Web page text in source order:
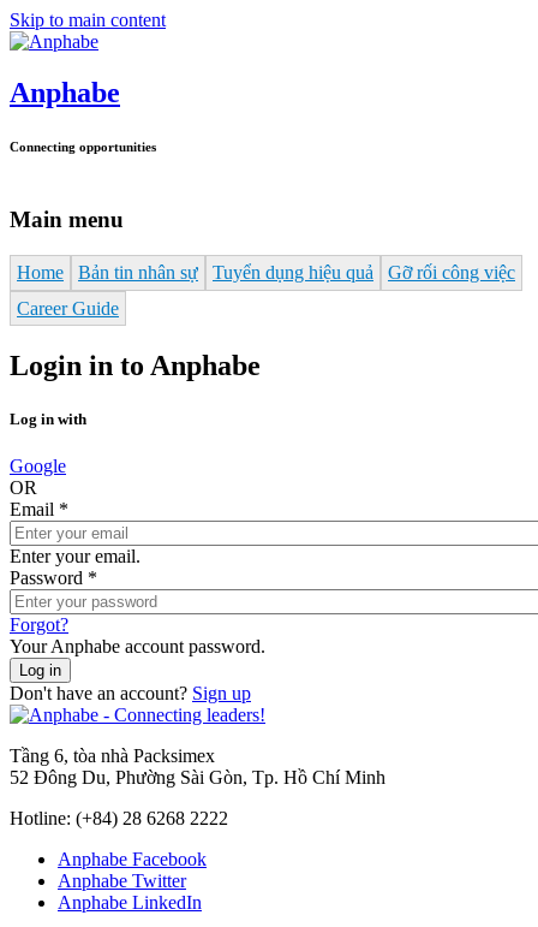
Skip to main content
Anphabe
Connecting opportunities
Main menu
Home Bản tin nhân sự Tuyển dụng hiệu quả
Gỡ rối công việc
Career Guide
Login in to Anphabe
Log in with
Google
OR
Email *
Enter your email.
Password *
Forgot?
Your Anphabe account password.
Don't have an account? Sign up
Tầng 6, tòa nhà Packsimex
52 Đông Du, Phường Sài Gòn, Tp. Hồ Chí Minh
Hotline: (+84) 28 6268 2222
Anphabe Facebook
Anphabe Twitter
Anphabe LinkedIn